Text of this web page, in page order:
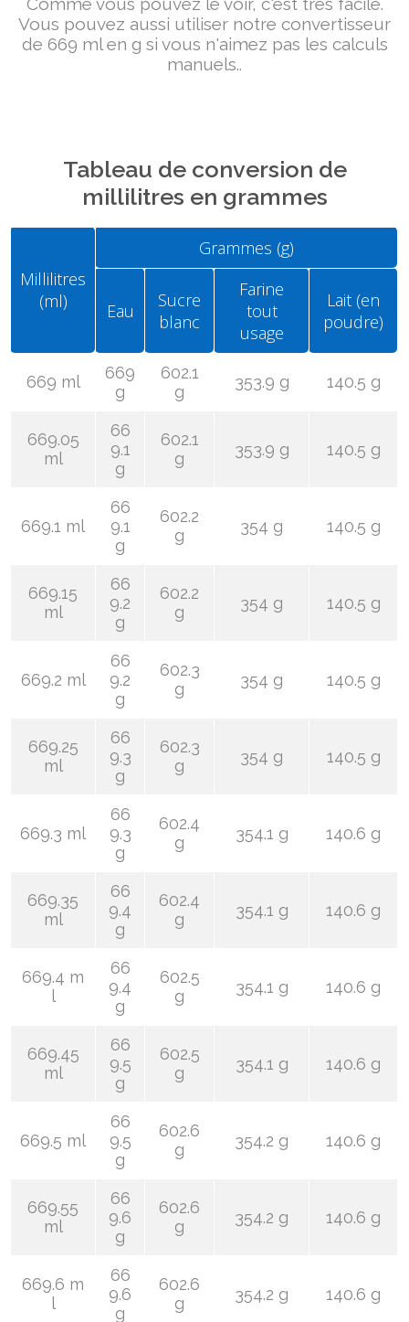
Vous pouvez aussi utiliser notre convertisseur
de 669 ml en g si vous n'aimez pas les calculs
manuels..
Tableau de conversion de
millilitres en grammes
Millilitres
(ml)
Grammes (g)
Eau
Sucre
blanc
Farine
tout
usage
Lait (en
poudre)
669 ml
669
g
602.1
g
353.9 g 140.5 g
669.05
ml
66
9.1
g
602.1
g
353.9 g 140.5 g
669.1 ml
66
9.1
g
602.2
g
354 g 140.5 g
669.15
ml
66
9.2
g
602.2
g
354 g 140.5 g
669.2 ml
66
9.2
g
602.3
g
354 g 140.5 g
669.25
ml
66
9.3
g
602.3
g
354 g 140.5 g
669.3 ml
66
9.3
g
602.4
g
354.1 g 140.6 g
669.35
ml
66
9.4
g
602.4
g
354.1 g 140.6 g
669.4 m
l
66
9.4
g
602.5
g
354.1 g 140.6 g
669.45
ml
66
9.5
g
602.5
g
354.1 g 140.6 g
669.5 ml
66
9.5
g
602.6
g
354.2 g 140.6 g
669.55
ml
66
9.6
g
602.6
g
354.2 g 140.6 g
669.6 m
l
66
9.6
g
602.6
g
354.2 g 140.6 g